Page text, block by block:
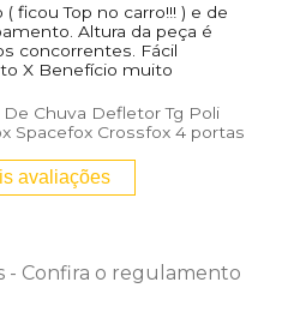
ficou Top no carro!!! ) e de
Altura da peça é
concorrentes. Fácil
X Benefício muito
Chuva Defletor Tg Poli
Spacefox Crossfox 4 portas
avaliações